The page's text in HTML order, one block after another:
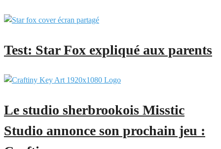
Test: Star Fox expliqué aux parents
Le studio sherbrookois Misstic
Studio annonce son prochain jeu :